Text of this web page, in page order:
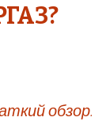
обзор.